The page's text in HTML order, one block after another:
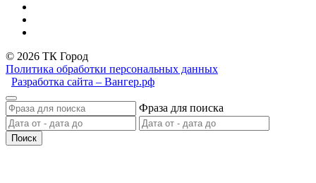
© 2026 ТК Город
Политика обработки персональных данных
Разработка сайта – Вангер.рф
Фраза для поиска
Поиск